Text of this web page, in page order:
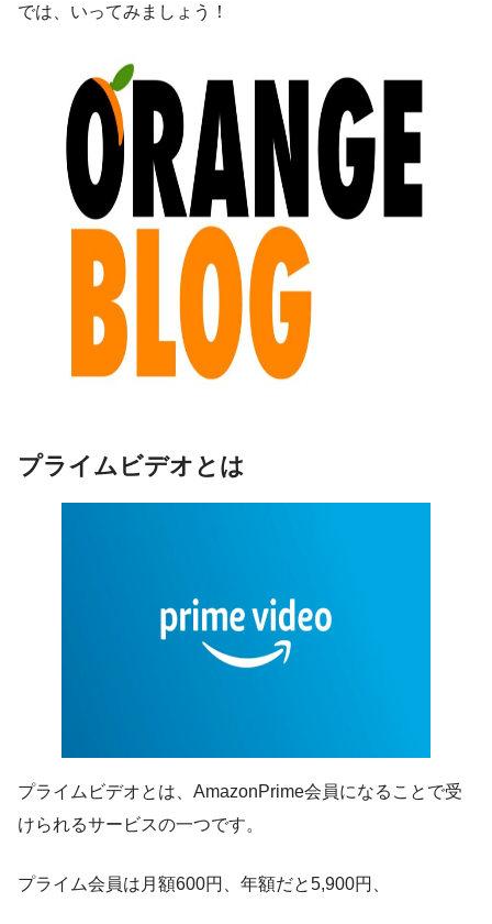
では、いってみましょう！
プライムビデオとは
プライムビデオとは、AmazonPrime会員になることで受
けられるサービスの一つです。
プライム会員は月額600円、年額だと5,900円、